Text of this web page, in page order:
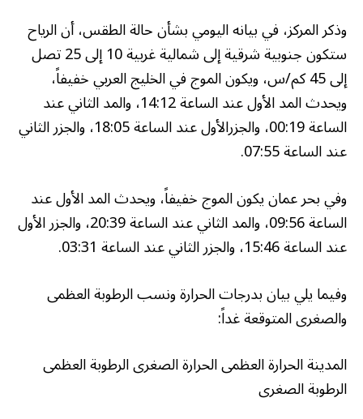
وذكر المركز، في بيانه اليومي بشأن حالة الطقس، أن الرياح
ستكون جنوبية شرقية إلى شمالية غربية 10 إلى 25 تصل
إلى 45 كم/س، ويكون الموج في الخليج العربي خفيفاً،
ويحدث المد الأول عند الساعة 14:12، والمد الثاني عند
الساعة 00:19، والجزرالأول عند الساعة 18:05، والجزر الثاني
عند الساعة 07:55.
وفي بحر عمان يكون الموج خفيفاً، ويحدث المد الأول عند
الساعة 09:56، والمد الثاني عند الساعة 20:39، والجزر الأول
عند الساعة 15:46، والجزر الثاني عند الساعة 03:31.
وفيما يلي بيان بدرجات الحرارة ونسب الرطوبة العظمى
والصغرى المتوقعة غداً:
المدينة الحرارة العظمى الحرارة الصغرى الرطوبة العظمى
الرطوبة الصغرى